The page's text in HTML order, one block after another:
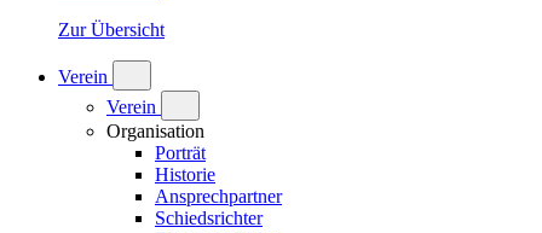
Zur Übersicht
Verein
Verein
Organisation
Porträt
Historie
Ansprechpartner
Schiedsrichter